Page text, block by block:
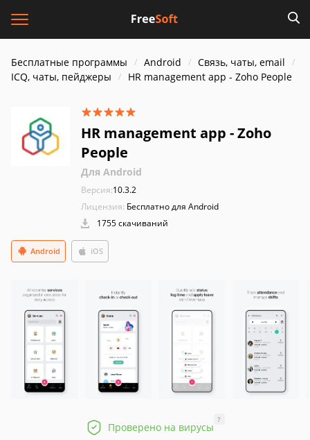
Бесплатные программы Android
Связь, чаты, email
ICQ, чаты, пейджеры
HR management app - Zoho People
HR management app - Zoho
People
Для Android
Версия:10.3.2
Лицензия: Бесплатно для Android
1755 скачиваний
Android iOS
Проверено на вирусы
?